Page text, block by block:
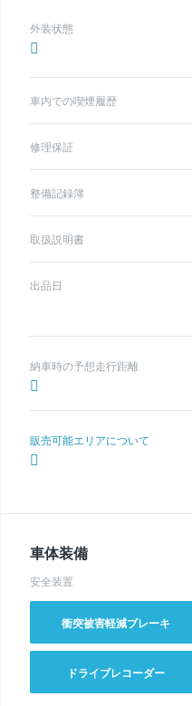
外装状態
車内での喫煙履歴
修理保証
整備記録簿
取扱説明書
出品日
納車時の予想走行距離
販売可能エリアについて
車体装備
安全装置
衝突被害軽減ブレーキ
ドライブレコーダー